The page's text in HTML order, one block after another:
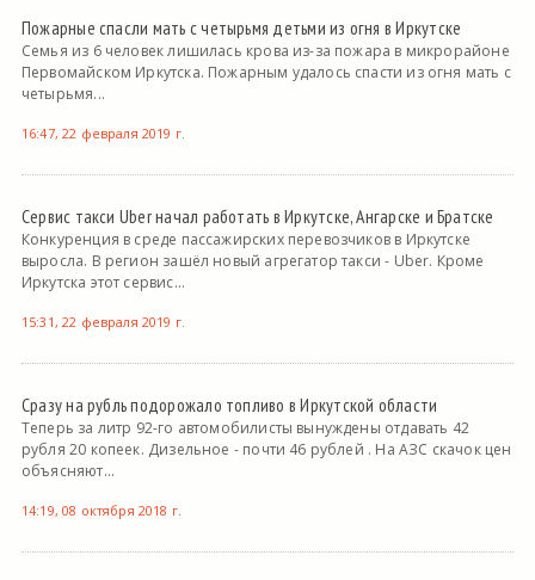
Пожарные спасли мать с четырьмя детьми из огня в Иркутске
Семья из 6 человек лишилась крова из-за пожара в микрорайоне
Первомайском Иркутска. Пожарным удалось спасти из огня мать с
четырьмя...
16:47, 22 февраля 2019 г.
Сервис такси Uber начал работать в Иркутске, Ангарске и Братске
Конкуренция в среде пассажирских перевозчиков в Иркутске
выросла. В регион зашёл новый агрегатор такси - Uber. Кроме
Иркутска этот сервис...
15:31, 22 февраля 2019 г.
Сразу на рубль подорожало топливо в Иркутской области
Теперь за литр 92-го автомобилисты вынуждены отдавать 42
рубля 20 копеек. Дизельное - почти 46 рублей . На АЗС скачок цен
объясняют...
14:19, 08 октября 2018 г.